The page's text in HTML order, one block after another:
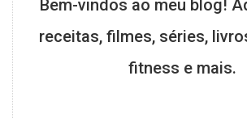
Bem-vindos ao meu blog!
receitas, filmes, séries,
fitness e mais.